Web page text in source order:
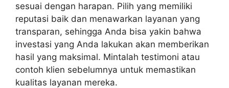
sesuai dengan harapan. Pilih yang memiliki
reputasi baik dan menawarkan layanan yang
transparan, sehingga Anda bisa yakin bahwa
investasi yang Anda lakukan akan memberikan
hasil yang maksimal. Mintalah testimoni atau
contoh klien sebelumnya untuk memastikan
kualitas layanan mereka.